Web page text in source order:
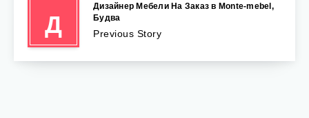
Д
Дизайнер Мебели На Заказ в Monte-mebel,
Будва
Previous Story